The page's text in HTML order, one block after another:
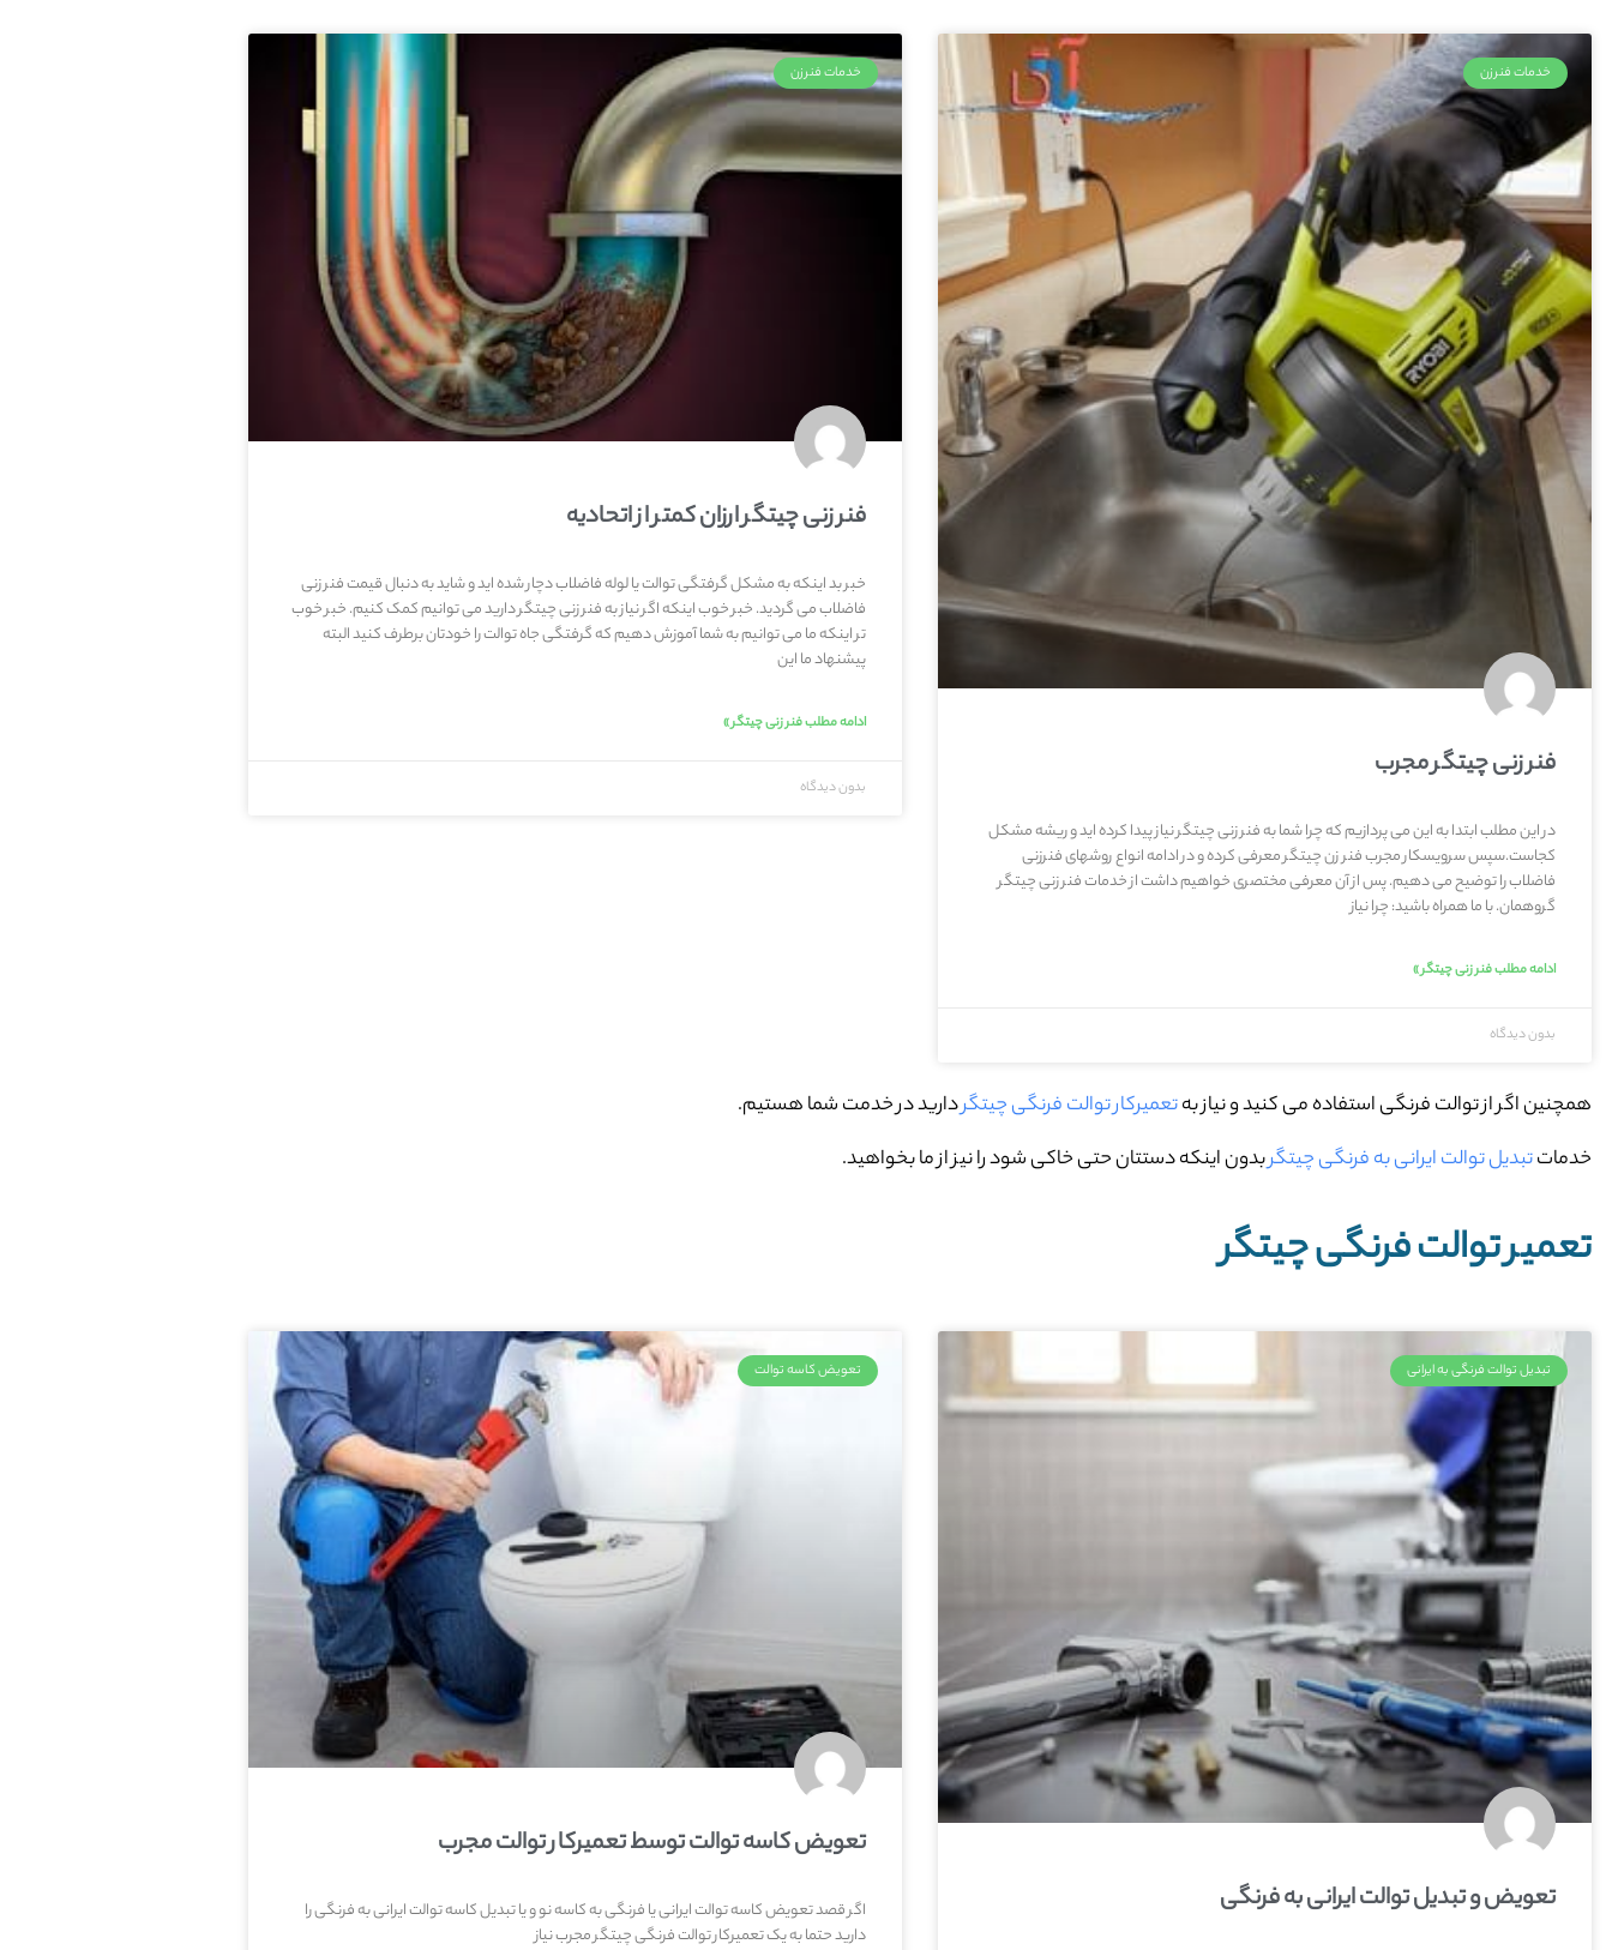
خدمات فنرزن
فنر زنی چیتگر مجرب
در این مطلب ابتدا به این می پردازیم که چرا شما به فنر زنی چیتگر نیاز پیدا کرده اید و ریشه مشکل
کجاست.سپس سرویسکار مجرب فنر زن چیتگر معرفی کرده و در ادامه انواع روشهای فنرزنی
فاضلاب را توضیح می دهیم. پس از آن معرفی مختصری خواهیم داشت از خدمات فنر زنی چیتگر
گروهمان. با ما همراه باشید: چرا نیاز
ادامه مطلب فنر زنی چیتگر »
بدون دیدگاه
خدمات فنرزن
فنر زنی چیتگر ارزان کمتر از اتحادیه
خبر بد اینکه به مشکل گرفتگی توالت یا لوله فاضلاب دچار شده اید و شاید به دنبال قیمت فنر زنی
فاضلاب می گردید. خبر خوب اینکه اگر نیاز به فنر زنی چیتگر دارید می توانیم کمک کنیم. خبر خوب
تر اینکه ما می توانیم به شما آموزش دهیم که گرفتگی جاه توالت را خودتان برطرف کنید البته
پیشنهاد ما این
ادامه مطلب فنر زنی چیتگر »
بدون دیدگاه
همچنین اگر از توالت فرنگی استفاده می کنید و نیاز بهتعمیرکار توالت فرنگی چیتگردارید در خدمت شما هستیم.
خدماتتبدیل توالت ایرانی به فرنگی چیتگربدون اینکه دستتان حتی خاکی شود را نیز از ما بخواهید.
تعمیر توالت فرنگی چیتگر
تبدیل توالت فرنگی به ایرانی
تعویض و تبدیل توالت ایرانی به فرنگی
تعویض کاسه توالت
تعویض کاسه توالت توسط تعمیرکار توالت مجرب
اگر قصد تعویض کاسه توالت ایرانی یا فرنگی به کاسه نو و یا تبدیل کاسه توالت ایرانی به فرنگی را
دارید حتما به یک تعمیرکار توالت فرنگی چیتگر مجرب نیاز